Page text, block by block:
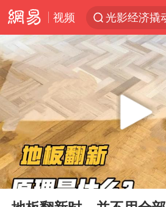
视频
光影经济撬
央视新主播
情侣平潭拍
老挝国会主
黄金牛市回
《欢迎来龙
Play
00:00